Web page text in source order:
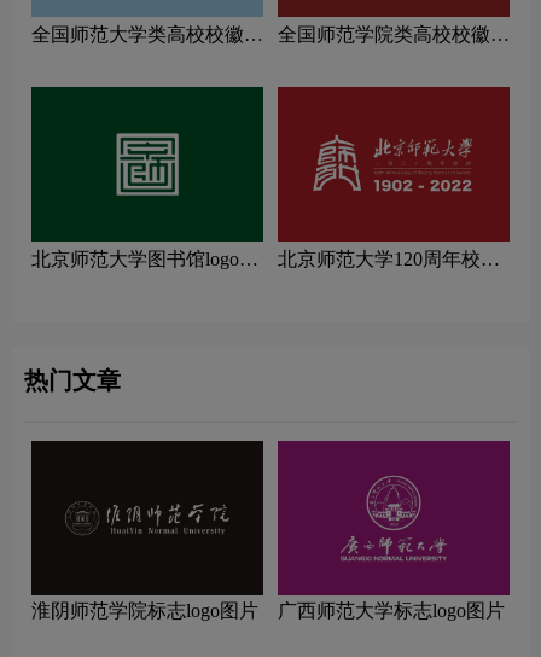
全国师范大学类高校校徽设
全国师范学院类高校校徽设
北京师范大学图书馆logo图
北京师范大学120周年校庆
热门文章
淮阴师范学院标志logo图片 广西师范大学标志logo图片